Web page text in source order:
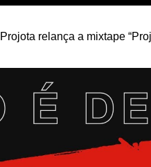
Projota relança a mixtape